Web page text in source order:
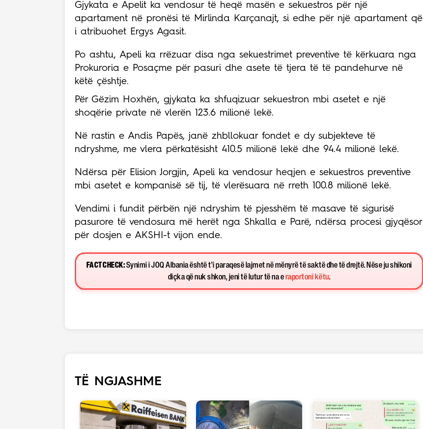
Gjykata e Apelit ka vendosur të heqë masën e sekuestros për një
apartament në pronësi të Mirlinda Karçanajt, si edhe për një apartament që
i atribuohet Ergys Agasit.
Po ashtu, Apeli ka rrëzuar disa nga sekuestrimet preventive të kërkuara nga
Prokuroria e Posaçme për pasuri dhe asete të tjera të të pandehurve në
këtë çështje.
Për Gëzim Hoxhën, gjykata ka shfuqizuar sekuestron mbi asetet e një
shoqërie private në vlerën 123.6 milionë lekë.
Në rastin e Andis Papës, janë zhbllokuar fondet e dy subjekteve të
ndryshme, me vlera përkatësisht 410.5 milionë lekë dhe 94.4 milionë lekë.
Ndërsa për Elision Jorgjin, Apeli ka vendosur heqjen e sekuestros preventive
mbi asetet e kompanisë së tij, të vlerësuara në rreth 100.8 milionë lekë.
Vendimi i fundit përbën një ndryshim të pjesshëm të masave të sigurisë
pasurore të vendosura më herët nga Shkalla e Parë, ndërsa procesi gjyqësor
për dosjen e AKSHI-t vijon ende.
FACT CHECK:Synimi i JOQ Albania është t’i paraqesë lajmet në mënyrë të saktë dhe të drejtë. Nëse ju shikoni
diçka që nuk shkon, jeni të lutur të na e raportoni këtu.
TË NGJASHME